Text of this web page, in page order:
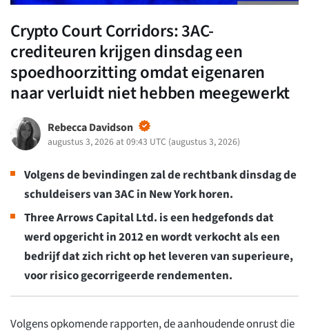
Crypto Court Corridors: 3AC-
crediteuren krijgen dinsdag een
spoedhoorzitting omdat eigenaren
naar verluidt niet hebben meegewerkt
Rebecca Davidson
augustus 3, 2026 at 09:43 UTC (augustus 3, 2026)
Volgens de bevindingen zal de rechtbank dinsdag de
schuldeisers van 3AC in New York horen.
Three Arrows Capital Ltd. is een hedgefonds dat
werd opgericht in 2012 en wordt verkocht als een
bedrijf dat zich richt op het leveren van superieure,
voor risico gecorrigeerde rendementen.
Volgens opkomende rapporten, de aanhoudende onrust die